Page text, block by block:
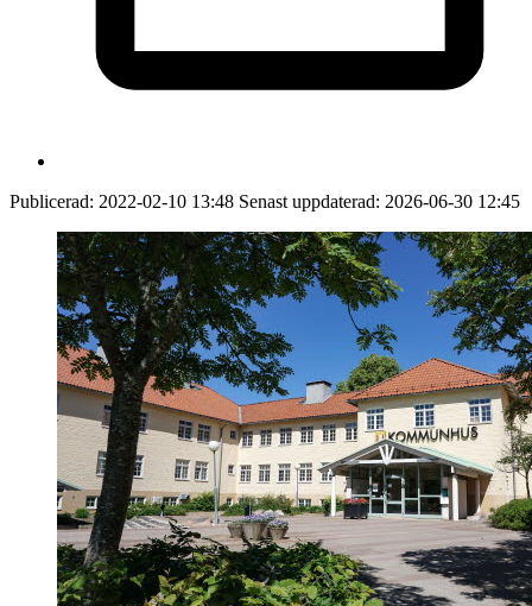
Publicerad: 2022-02-10 13:48 Senast uppdaterad: 2026-06-30 12:45